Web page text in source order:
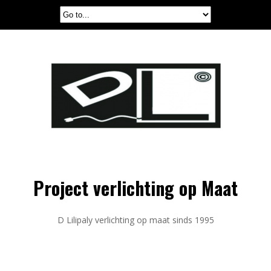
Project verlichting op Maat
D Lilipaly verlichting op maat sinds 1995